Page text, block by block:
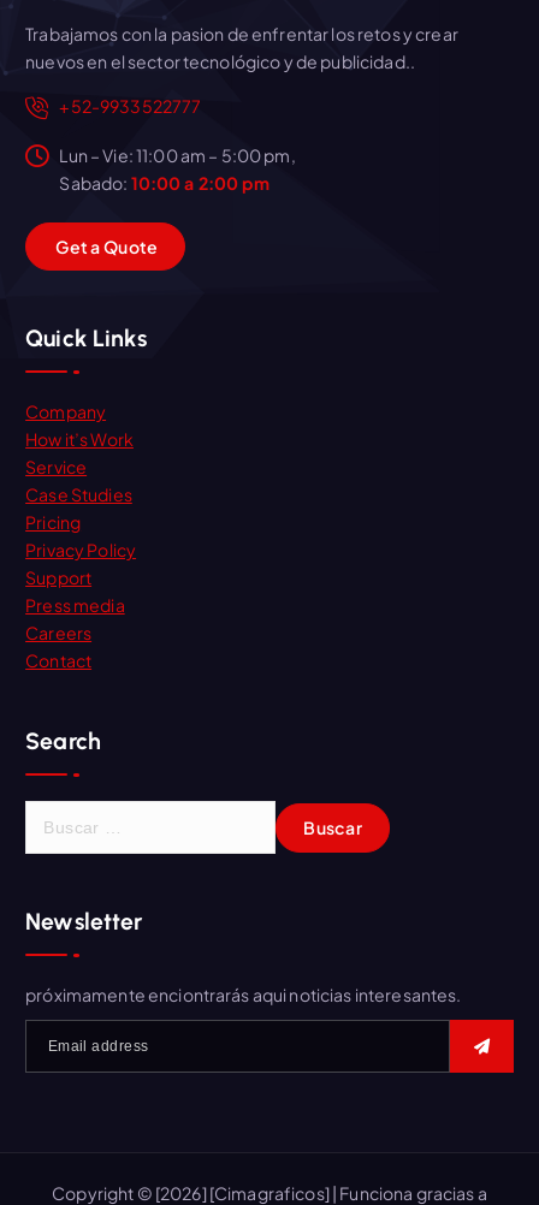
Trabajamos con la pasion de enfrentar los retos y crear
nuevos en el sector tecnológico y de publicidad..
+52-9933522777
Lun – Vie: 11:00 am – 5:00 pm,
Sabado: 10:00 a 2:00 pm
GetaQuote
Quick Links
Company
How it’s Work
Service
Case Studies
Pricing
Privacy Policy
Support
Press media
Careers
Contact
Search
a
r
Newsletter
próximamente enciontrarás aqui noticias interesantes.
Copyright © [2026] [Cimagraficos] | Funciona gracias a